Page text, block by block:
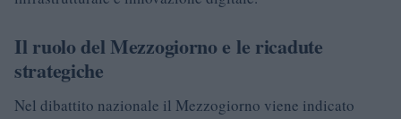
Il ruolo del Mezzogiorno e le ricadute
strategiche
Nel dibattito nazionale il Mezzogiorno viene indicato